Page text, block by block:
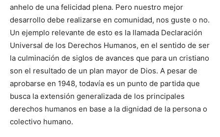
anhelo de una felicidad plena. Pero nuestro mejor
desarrollo debe realizarse en comunidad, nos guste o no.
Un ejemplo relevante de esto es la llamada Declaración
Universal de los Derechos Humanos, en el sentido de ser
la culminación de siglos de avances que para un cristiano
son el resultado de un plan mayor de Dios. A pesar de
aprobarse en 1948, todavía es un punto de partida que
busca la extensión generalizada de los principales
derechos humanos en base a la dignidad de la persona o
colectivo humano.